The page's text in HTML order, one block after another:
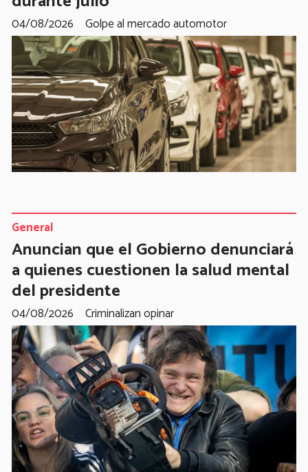
Golpe al mercado automotor
04/08/2026
Anuncian que el Gobierno denunciará
a quienes cuestionen la salud mental
del presidente
Criminalizan opinar
General
04/08/2026